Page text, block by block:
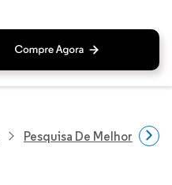
Pesquisa De Melhorias